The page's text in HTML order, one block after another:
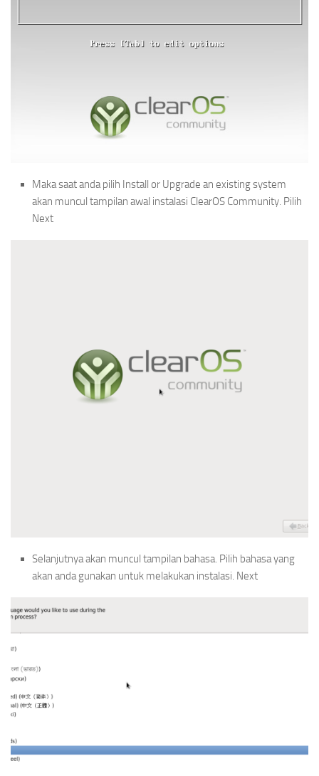
Maka saat anda pilih Install or Upgrade an existing system
akan muncul tampilan awal instalasi ClearOS Community. Pilih
Next
Selanjutnya akan muncul tampilan bahasa. Pilih bahasa yang
akan anda gunakan untuk melakukan instalasi. Next